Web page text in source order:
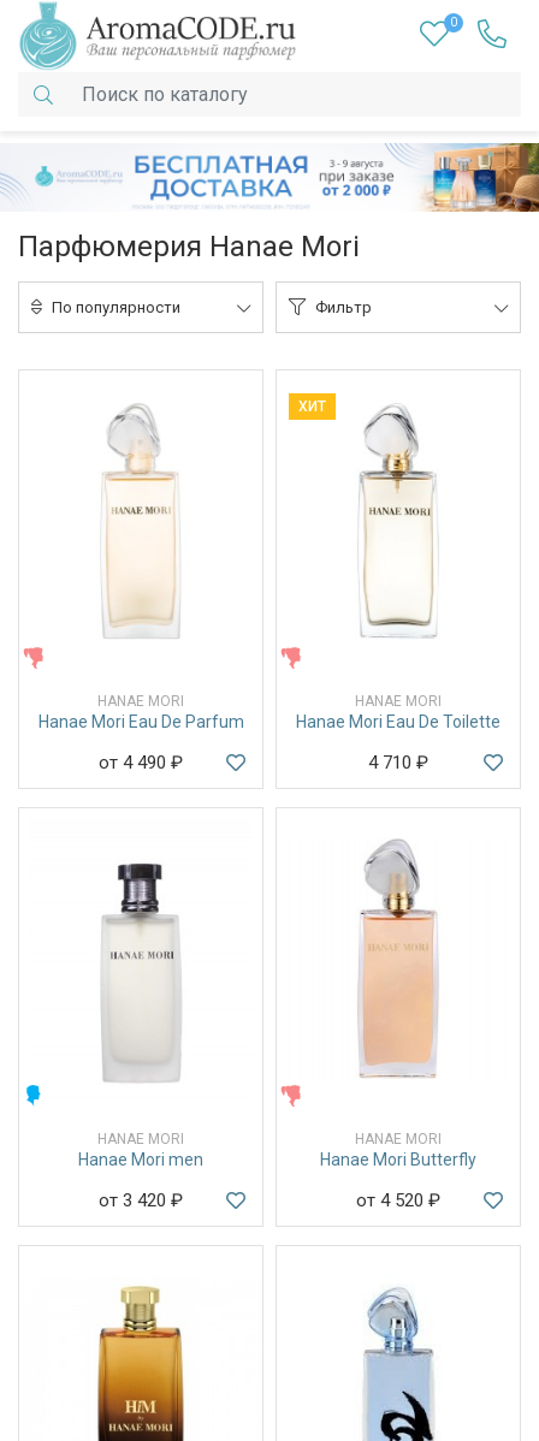
0
Парфюмерия Hanae Mori
По популярности Фильтр
HANAE MORI
Hanae Mori Eau De Parfum
от 4 490 ₽
ХИТ
HANAE MORI
Hanae Mori Eau De Toilette
4 710 ₽
HANAE MORI
Hanae Mori men
от 3 420 ₽
HANAE MORI
Hanae Mori Butterfly
от 4 520 ₽